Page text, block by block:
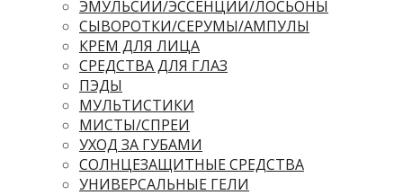
ЭМУЛЬСИИ/ЭССЕНЦИИ/ЛОСЬОНЫ
СЫВОРОТКИ/СЕРУМЫ/АМПУЛЫ
КРЕМ ДЛЯ ЛИЦА
СРЕДСТВА ДЛЯ ГЛАЗ
ПЭДЫ
МУЛЬТИСТИКИ
МИСТЫ/СПРЕИ
УХОД ЗА ГУБАМИ
СОЛНЦЕЗАЩИТНЫЕ СРЕДСТВА
УНИВЕРСАЛЬНЫЕ ГЕЛИ